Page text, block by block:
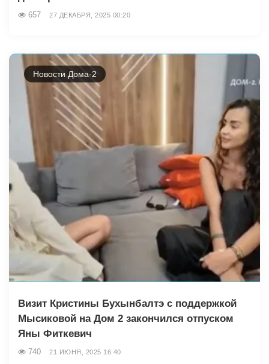
657 27 ДЕКАБРЯ, 2025 00:20
Новости Дома-2
Визит Кристины Бухынбалтэ с поддержкой
Мысиковой на Дом 2 закончился отпуском
Яны Фиткевич
740 21 ИЮНЯ, 2025 16:40